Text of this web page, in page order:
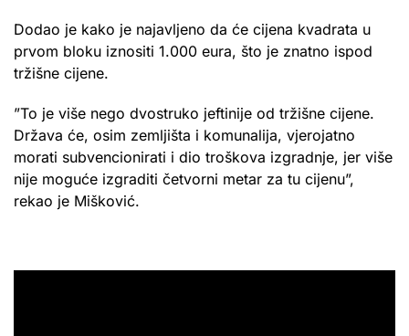
Dodao je kako je najavljeno da će cijena kvadrata u
prvom bloku iznositi 1.000 eura, što je znatno ispod
tržišne cijene.
”To je više nego dvostruko jeftinije od tržišne cijene.
Država će, osim zemljišta i komunalija, vjerojatno
morati subvencionirati i dio troškova izgradnje, jer više
nije moguće izgraditi četvorni metar za tu cijenu”,
rekao je Mišković.